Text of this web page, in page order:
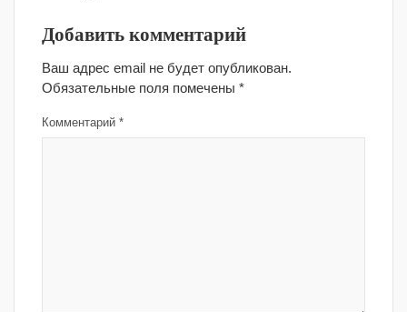
Добавить комментарий
Ваш адрес email не будет опубликован.
Обязательные поля помечены *
Комментарий *